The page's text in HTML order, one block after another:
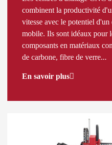
combinent la productivité
vitesse avec le potentiel
mobile. Ils sont idéaux pour
composants en matériaux
de carbone, fibre de verre...
En savoir plus